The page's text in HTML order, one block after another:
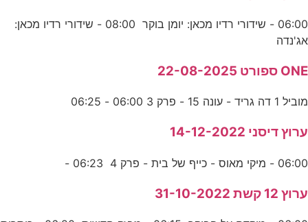
06:00 - שידורי רדיו מכאן: יומן בוקר 08:00 - שידורי רדיו מכאן:
אג'נדה
ONE ספורט 22-08-2025
מוביל 1 דה גריד - עונה 15 - פרק 3 06:00 - 06:25
ערוץ דיסני 14-12-2022
06:00 - מיקי מאוס - כייף של בית - פרק 4 06:23 -
ערוץ 12 קשת 31-10-2022